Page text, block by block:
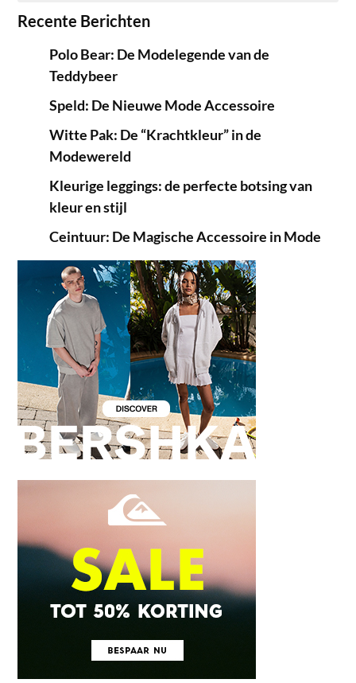
Recente Berichten
Polo Bear: De Modelegende van de
Teddybeer
Speld: De Nieuwe Mode Accessoire
Witte Pak: De “Krachtkleur” in de
Modewereld
Kleurige leggings: de perfecte botsing van
kleur en stijl
Ceintuur: De Magische Accessoire in Mode